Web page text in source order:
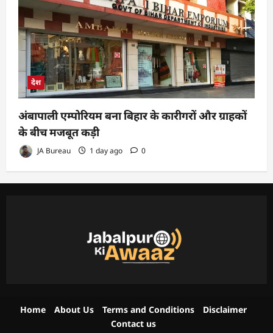
देश
अंबापाली एम्पोरियम बना बिहार के कारीगरों और ग्राहकों
के बीच मजबूत कड़ी
JA Bureau 1 day ago 0
Home About Us Terms and Conditions
Disclaimer
Contact us